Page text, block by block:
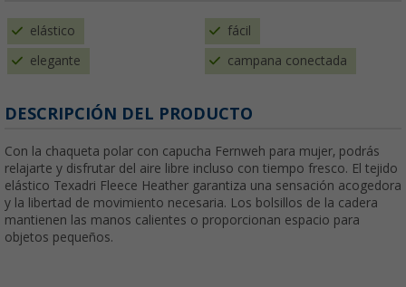
elástico fácil
elegante campana conectada
DESCRIPCIÓN DEL PRODUCTO
Con la chaqueta polar con capucha Fernweh para mujer, podrás
relajarte y disfrutar del aire libre incluso con tiempo fresco. El tejido
elástico Texadri Fleece Heather garantiza una sensación acogedora
y la libertad de movimiento necesaria. Los bolsillos de la cadera
mantienen las manos calientes o proporcionan espacio para
objetos pequeños.